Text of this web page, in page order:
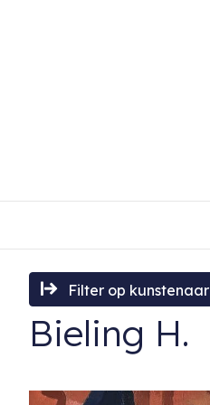
Filter op kunstenaar
Bieling H.